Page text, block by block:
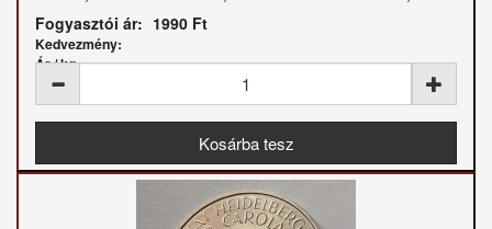
Fogyasztói ár: 1990 Ft
Kedvezmény:
Ár / kg: